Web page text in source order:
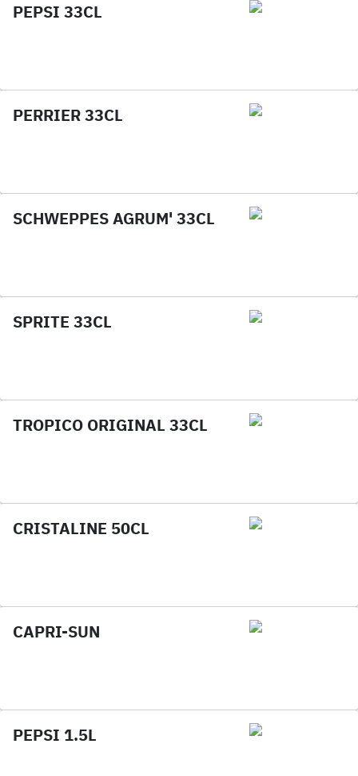
PEPSI 33CL
PERRIER 33CL
SCHWEPPES AGRUM' 33CL
SPRITE 33CL
TROPICO ORIGINAL 33CL
CRISTALINE 50CL
CAPRI-SUN
PEPSI 1.5L